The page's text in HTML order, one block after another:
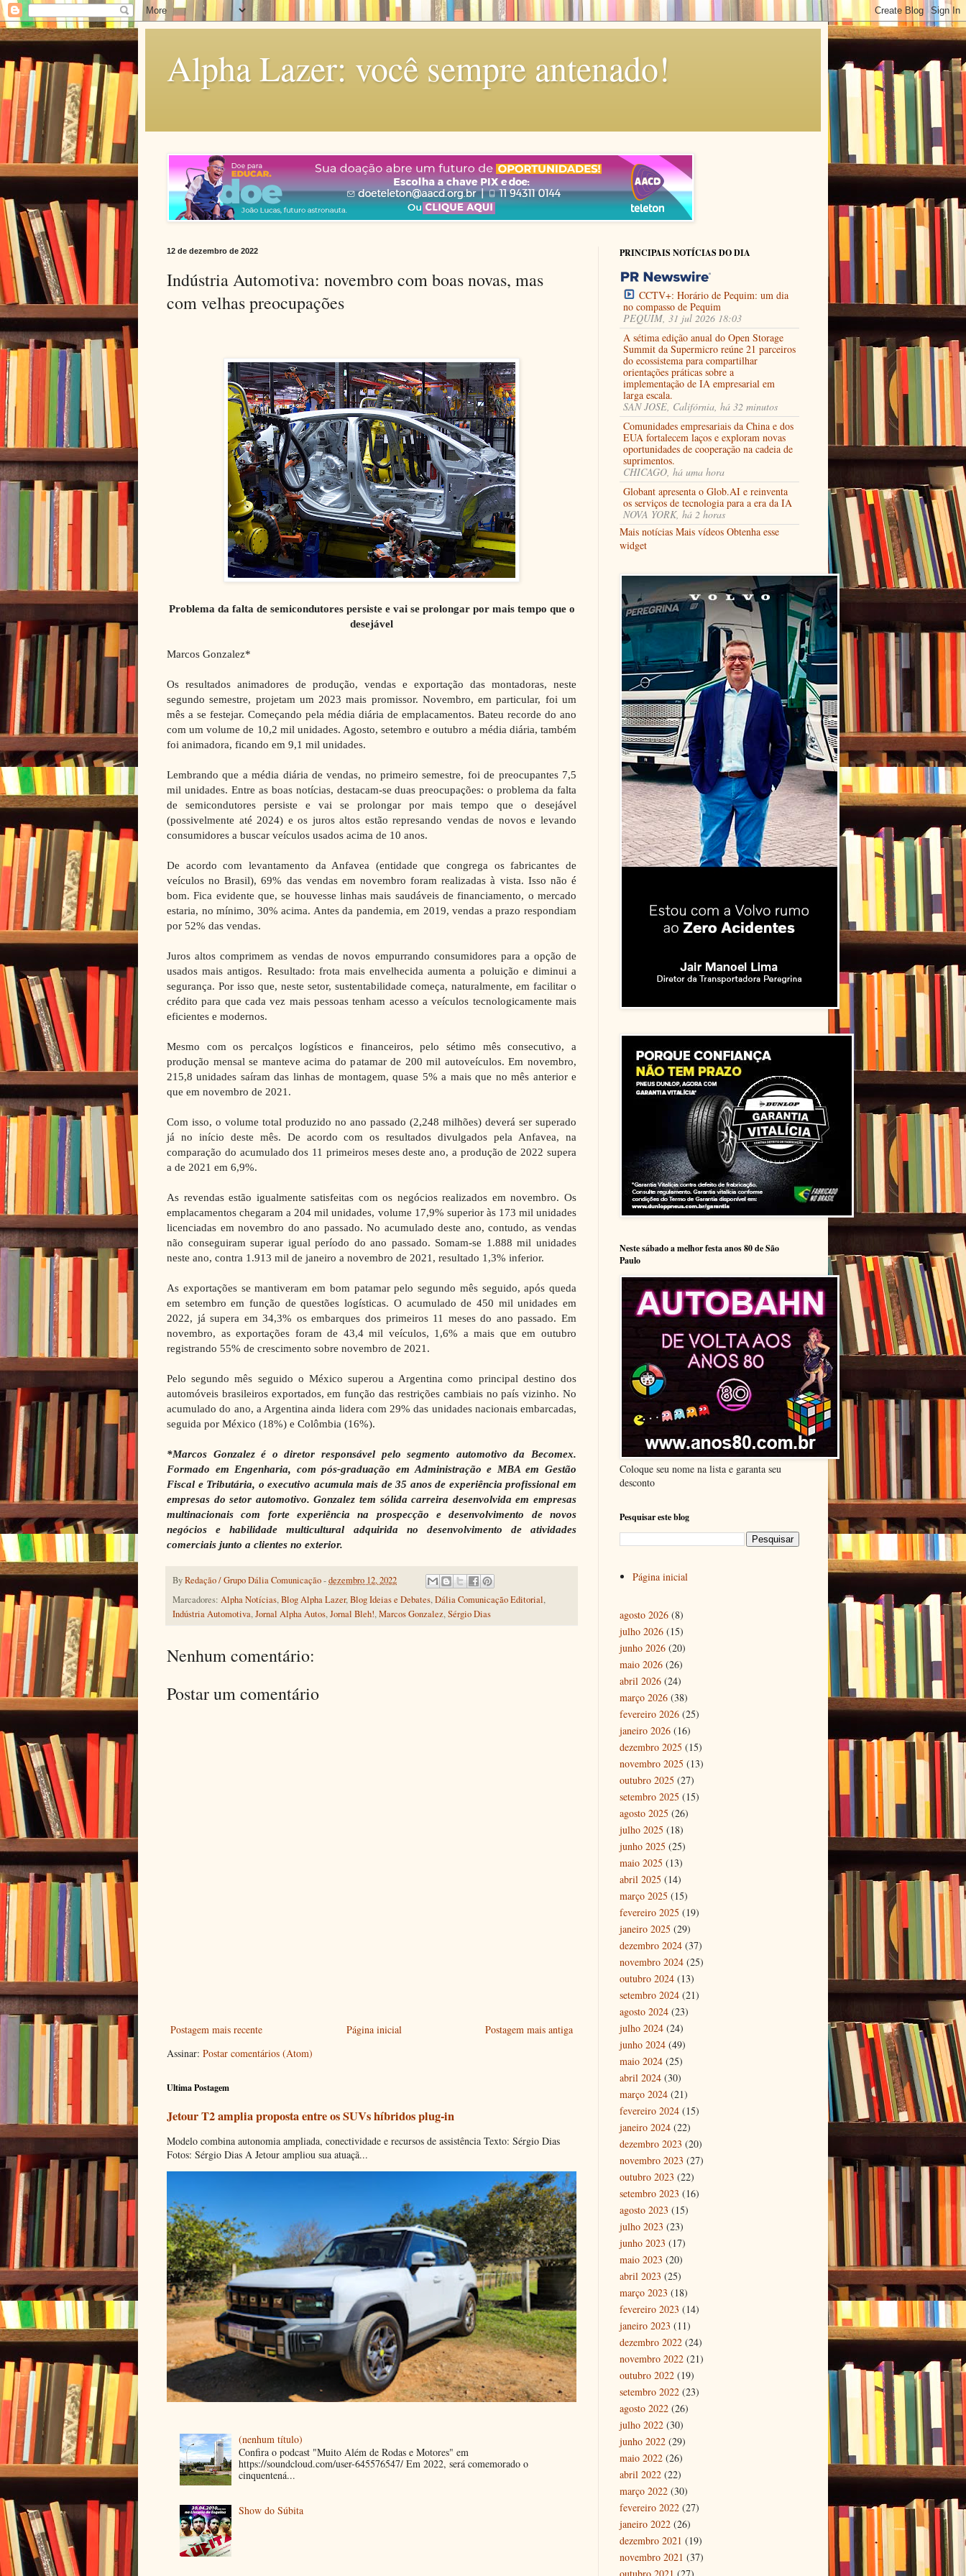
Alpha Lazer: você sempre antenado!
12 de dezembro de 2022
Indústria Automotiva: novembro com boas novas, mas
com velhas preocupações
Problema da falta de semicondutores persiste e vai se prolongar por mais tempo que o
desejável
Marcos Gonzalez*
Os resultados animadores de produção, vendas e exportação das montadoras, neste
segundo semestre, projetam um 2023 mais promissor. Novembro, em particular, foi um
mês a se festejar. Começando pela média diária de emplacamentos. Bateu recorde do ano
com um volume de 10,2 mil unidades. Agosto, setembro e outubro a média diária, também
foi animadora, ficando em 9,1 mil unidades.
Lembrando que a média diária de vendas, no primeiro semestre, foi de preocupantes 7,5
mil unidades. Entre as boas notícias, destacam-se duas preocupações: o problema da falta
de semicondutores persiste e vai se prolongar por mais tempo que o desejável
(possivelmente até 2024) e os juros altos estão represando vendas de novos e levando
consumidores a buscar veículos usados acima de 10 anos.
De acordo com levantamento da Anfavea (entidade que congrega os fabricantes de
veículos no Brasil), 69% das vendas em novembro foram realizadas à vista. Isso não é
bom. Fica evidente que, se houvesse linhas mais saudáveis de financiamento, o mercado
estaria, no mínimo, 30% acima. Antes da pandemia, em 2019, vendas a prazo respondiam
por 52% das vendas.
Juros altos comprimem as vendas de novos empurrando consumidores para a opção de
usados mais antigos. Resultado: frota mais envelhecida aumenta a poluição e diminui a
segurança. Por isso que, neste setor, sustentabilidade começa, naturalmente, em facilitar o
crédito para que cada vez mais pessoas tenham acesso a veículos tecnologicamente mais
eficientes e modernos.
Mesmo com os percalços logísticos e financeiros, pelo sétimo mês consecutivo, a
produção mensal se manteve acima do patamar de 200 mil autoveículos. Em novembro,
215,8 unidades saíram das linhas de montagem, quase 5% a mais que no mês anterior e
que em novembro de 2021.
Com isso, o volume total produzido no ano passado (2,248 milhões) deverá ser superado
já no início deste mês. De acordo com os resultados divulgados pela Anfavea, na
comparação do acumulado dos 11 primeiros meses deste ano, a produção de 2022 supera
a de 2021 em 6,9%.
As revendas estão igualmente satisfeitas com os negócios realizados em novembro. Os
emplacamentos chegaram a 204 mil unidades, volume 17,9% superior às 173 mil unidades
licenciadas em novembro do ano passado. No acumulado deste ano, contudo, as vendas
não conseguiram superar igual período do ano passado. Somam-se 1.888 mil unidades
neste ano, contra 1.913 mil de janeiro a novembro de 2021, resultado 1,3% inferior.
As exportações se mantiveram em bom patamar pelo segundo mês seguido, após queda
em setembro em função de questões logísticas. O acumulado de 450 mil unidades em
2022, já supera em 34,3% os embarques dos primeiros 11 meses do ano passado. Em
novembro, as exportações foram de 43,4 mil veículos, 1,6% a mais que em outubro
registrando 55% de crescimento sobre novembro de 2021.
Pelo segundo mês seguido o México superou a Argentina como principal destino dos
automóveis brasileiros exportados, em função das restrições cambiais no país vizinho. No
acumulado do ano, a Argentina ainda lidera com 29% das unidades nacionais embarcadas,
seguida por México (18%) e Colômbia (16%).
*Marcos Gonzalez é o diretor responsável pelo segmento automotivo da Becomex.
Formado em Engenharia, com pós-graduação em Administração e MBA em Gestão
Fiscal e Tributária, o executivo acumula mais de 35 anos de experiência profissional em
empresas do setor automotivo. Gonzalez tem sólida carreira desenvolvida em empresas
multinacionais com forte experiência na prospecção e desenvolvimento de novos
negócios e habilidade multicultural adquirida no desenvolvimento de atividades
comerciais junto a clientes no exterior.
ByRedação / Grupo Dália Comunicação-dezembro 12, 2022
Marcadores: Alpha Notícias,Blog Alpha Lazer,Blog Ideias e Debates,Dália Comunicação Editorial,
Indústria Automotiva,Jornal Alpha Autos,Jornal Bleh!,Marcos Gonzalez,Sérgio Dias
Nenhum comentário:
Postar um comentário
Postagem mais recente Postagem mais antiga
Página inicial
Assinar: Postar comentários (Atom)
Ultima Postagem
Jetour T2 amplia proposta entre os SUVs híbridos plug-in
Modelo combina autonomia ampliada, conectividade e recursos de assistência Texto: Sérgio Dias
Fotos: Sérgio Dias A Jetour ampliou sua atuaçã...
(nenhum título)
Confira o podcast "Muito Além de Rodas e Motores" em
https://soundcloud.com/user-645576547/ Em 2022, será comemorado o
cinquentená...
Show do Súbita
PRINCIPAIS NOTÍCIAS DO DIA
CCTV+: Horário de Pequim: um dia
no compasso de Pequim
PEQUIM, 31 jul 2026 18:03
A sétima edição anual do Open Storage
Summit da Supermicro reúne 21 parceiros
do ecossistema para compartilhar
orientações práticas sobre a
implementação de IA empresarial em
larga escala.
SAN JOSE, Califórnia, há 32 minutos
Comunidades empresariais da China e dos
EUA fortalecem laços e exploram novas
oportunidades de cooperação na cadeia de
suprimentos.
CHICAGO, há uma hora
Globant apresenta o Glob.AI e reinventa
os serviços de tecnologia para a era da IA
NOVA YORK, há 2 horas
Mais notícias Mais vídeos Obtenha esse
widget
Neste sábado a melhor festa anos 80 de São
Paulo
Coloque seu nome na lista e garanta seu
desconto
Pesquisar este blog
Página inicial
agosto 2026 (8)
julho 2026 (15)
junho 2026 (20)
maio 2026 (26)
abril 2026 (24)
março 2026 (38)
fevereiro 2026 (25)
janeiro 2026 (16)
dezembro 2025 (15)
novembro 2025 (13)
outubro 2025 (27)
setembro 2025 (15)
agosto 2025 (26)
julho 2025 (18)
junho 2025 (25)
maio 2025 (13)
abril 2025 (14)
março 2025 (15)
fevereiro 2025 (19)
janeiro 2025 (29)
dezembro 2024 (37)
novembro 2024 (25)
outubro 2024 (13)
setembro 2024 (21)
agosto 2024 (23)
julho 2024 (24)
junho 2024 (49)
maio 2024 (25)
abril 2024 (30)
março 2024 (21)
fevereiro 2024 (15)
janeiro 2024 (22)
dezembro 2023 (20)
novembro 2023 (27)
outubro 2023 (22)
setembro 2023 (16)
agosto 2023 (15)
julho 2023 (23)
junho 2023 (17)
maio 2023 (20)
abril 2023 (25)
março 2023 (18)
fevereiro 2023 (14)
janeiro 2023 (11)
dezembro 2022 (24)
novembro 2022 (21)
outubro 2022 (19)
setembro 2022 (23)
agosto 2022 (26)
julho 2022 (30)
junho 2022 (29)
maio 2022 (26)
abril 2022 (22)
março 2022 (30)
fevereiro 2022 (27)
janeiro 2022 (26)
dezembro 2021 (19)
novembro 2021 (37)
outubro 2021 (27)